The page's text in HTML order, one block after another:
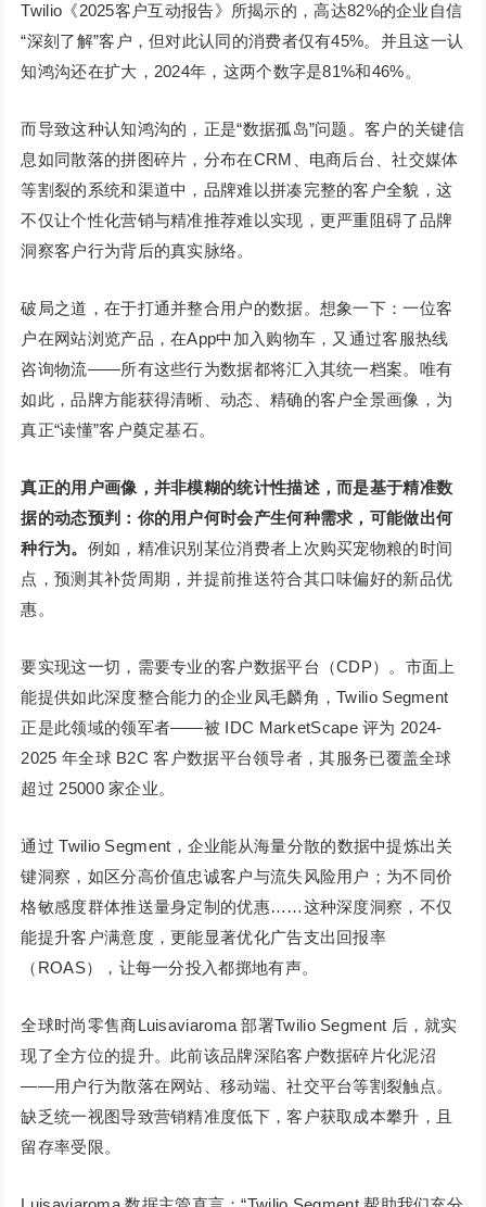
Twilio《2025客户互动报告》所揭示的，高达82%的企业自信
“深刻了解”客户，但对此认同的消费者仅有45%。并且这一认
知鸿沟还在扩大，2024年，这两个数字是81%和46%。
而导致这种认知鸿沟的，正是“数据孤岛”问题。客户的关键信
息如同散落的拼图碎片，分布在CRM、电商后台、社交媒体
等割裂的系统和渠道中，品牌难以拼凑完整的客户全貌，这
不仅让个性化营销与精准推荐难以实现，更严重阻碍了品牌
洞察客户行为背后的真实脉络。
破局之道，在于打通并整合用户的数据。想象一下：一位客
户在网站浏览产品，在App中加入购物车，又通过客服热线
咨询物流——所有这些行为数据都将汇入其统一档案。唯有
如此，品牌方能获得清晰、动态、精确的客户全景画像，为
真正“读懂”客户奠定基石。
真正的用户画像，并非模糊的统计性描述，而是基于精准数
据的动态预判：你的用户何时会产生何种需求，可能做出何
种行为。 例如，精准识别某位消费者上次购买宠物粮的时间
点，预测其补货周期，并提前推送符合其口味偏好的新品优
惠。
要实现这一切，需要专业的客户数据平台（CDP）。市面上
能提供如此深度整合能力的企业凤毛麟角，Twilio Segment
正是此领域的领军者——被 IDC MarketScape 评为 2024-
2025 年全球 B2C 客户数据平台领导者，其服务已覆盖全球
超过 25000 家企业。
通过 Twilio Segment，企业能从海量分散的数据中提炼出关
键洞察，如区分高价值忠诚客户与流失风险用户；为不同价
格敏感度群体推送量身定制的优惠……这种深度洞察，不仅
能提升客户满意度，更能显著优化广告支出回报率
（ROAS），让每一分投入都掷地有声。
全球时尚零售商Luisaviaroma 部署Twilio Segment 后，就实
现了全方位的提升。此前该品牌深陷客户数据碎片化泥沼
——用户行为散落在网站、移动端、社交平台等割裂触点。
缺乏统一视图导致营销精准度低下，客户获取成本攀升，且
留存率受限。